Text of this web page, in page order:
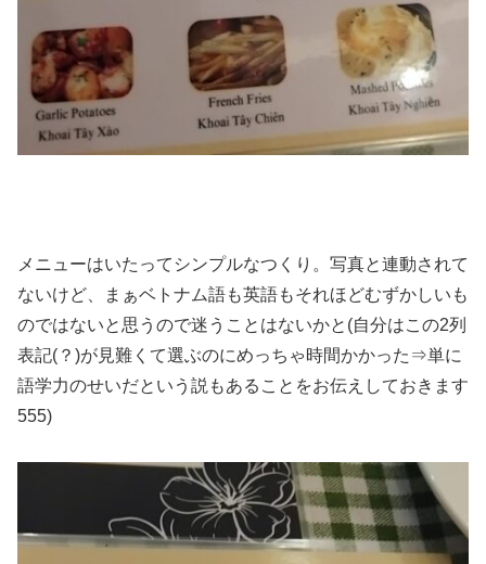
メニューはいたってシンプルなつくり。写真と連動されて
ないけど、まぁベトナム語も英語もそれほどむずかしいも
のではないと思うので迷うことはないかと(自分はこの2列
表記(？)が見難くて選ぶのにめっちゃ時間かかった⇒単に
語学力のせいだという説もあることをお伝えしておきます
555)